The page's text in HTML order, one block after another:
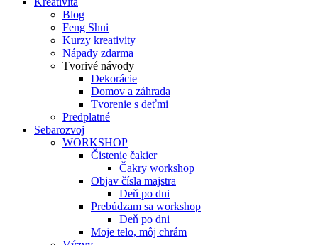
Blog
Feng Shui
Kurzy kreativity
Nápady zdarma
Tvorivé návody
Dekorácie
Domov a záhrada
Tvorenie s deťmi
Predplatné
Sebarozvoj
WORKSHOP
Čistenie čakier
Čakry workshop
Objav čísla majstra
Deň po dni
Prebúdzam sa workshop
Deň po dni
Moje telo, môj chrám